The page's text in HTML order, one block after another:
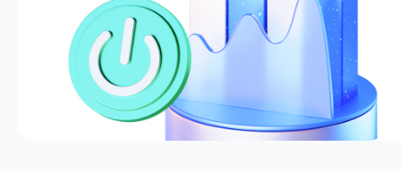
90+ таргет-паков
по интересам и тонкие
настройки аудитории:
по географии